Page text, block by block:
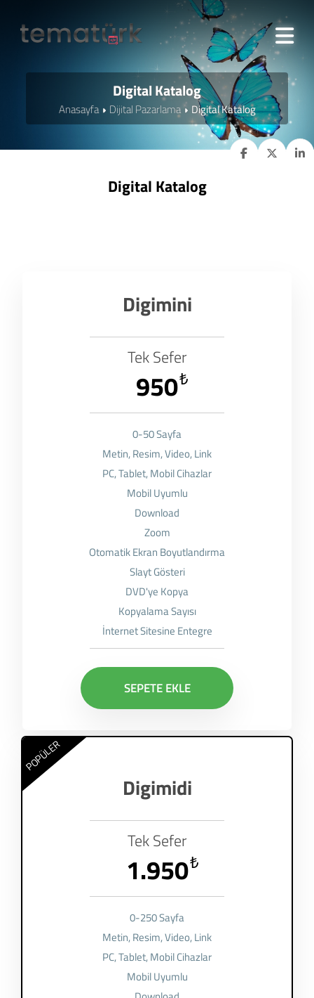
Digital Katalog
Anasayfa Dijital Pazarlama Digital Katalog
Digital Katalog
Digimini
Tek Sefer
₺
950
0-50 Sayfa
Metin, Resim, Video, Link
PC, Tablet, Mobil Cihazlar
Mobil Uyumlu
Download
Zoom
Otomatik Ekran Boyutlandırma
Slayt Gösteri
DVD'ye Kopya
Kopyalama Sayısı
İnternet Sitesine Entegre
SEPETE EKLE
POPÜLER
Digimidi
Tek Sefer
₺
1.950
0-250 Sayfa
Metin, Resim, Video, Link
PC, Tablet, Mobil Cihazlar
Mobil Uyumlu